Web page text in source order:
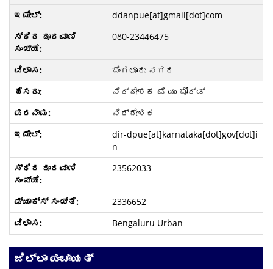
ddanpue[at]gmail[dot]com
080-23446475
ಬೆಂಗಳೂರು ನಗರ
ನಿರ್ದೇಶಕ ಪಿ ಯು ಬೋರ್ಡ್
ನಿರ್ದೇಶಕ
dir-dpue[at]karnataka[dot]gov[dot]i
n
23562033
2336652
Bengaluru Urban
ಜಿಲ್ಲಾ ಪಂಚಾಯತ್